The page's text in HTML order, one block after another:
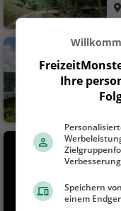
Ihre
Speichern
einem